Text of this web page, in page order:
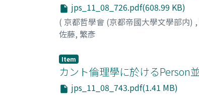
jps_11_08_726.pdf(608.99 KB)
( 京都哲學會 (京都帝國大學文學部内) ,
佐藤, 繁彥
Item
カント倫理學に於けるPerson
jps_11_08_743.pdf(1.41 MB)